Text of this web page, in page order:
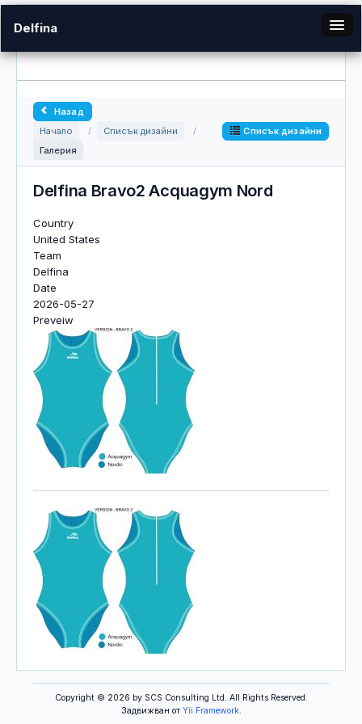
Delfina
Галерия
Вход
Назад
Начало
/ Списък дизайни
/
Галерия
Списък дизайни
Delfina Bravo2 Acquagym Nord
Country
United States
Team
Delfina
Date
2026-05-27
Preveiw
Copyright © 2026 by SCS Consulting Ltd. All Rights Reserved.
Задвижван от Yii Framework.